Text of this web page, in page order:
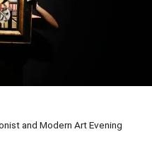
and Modern Art Evening